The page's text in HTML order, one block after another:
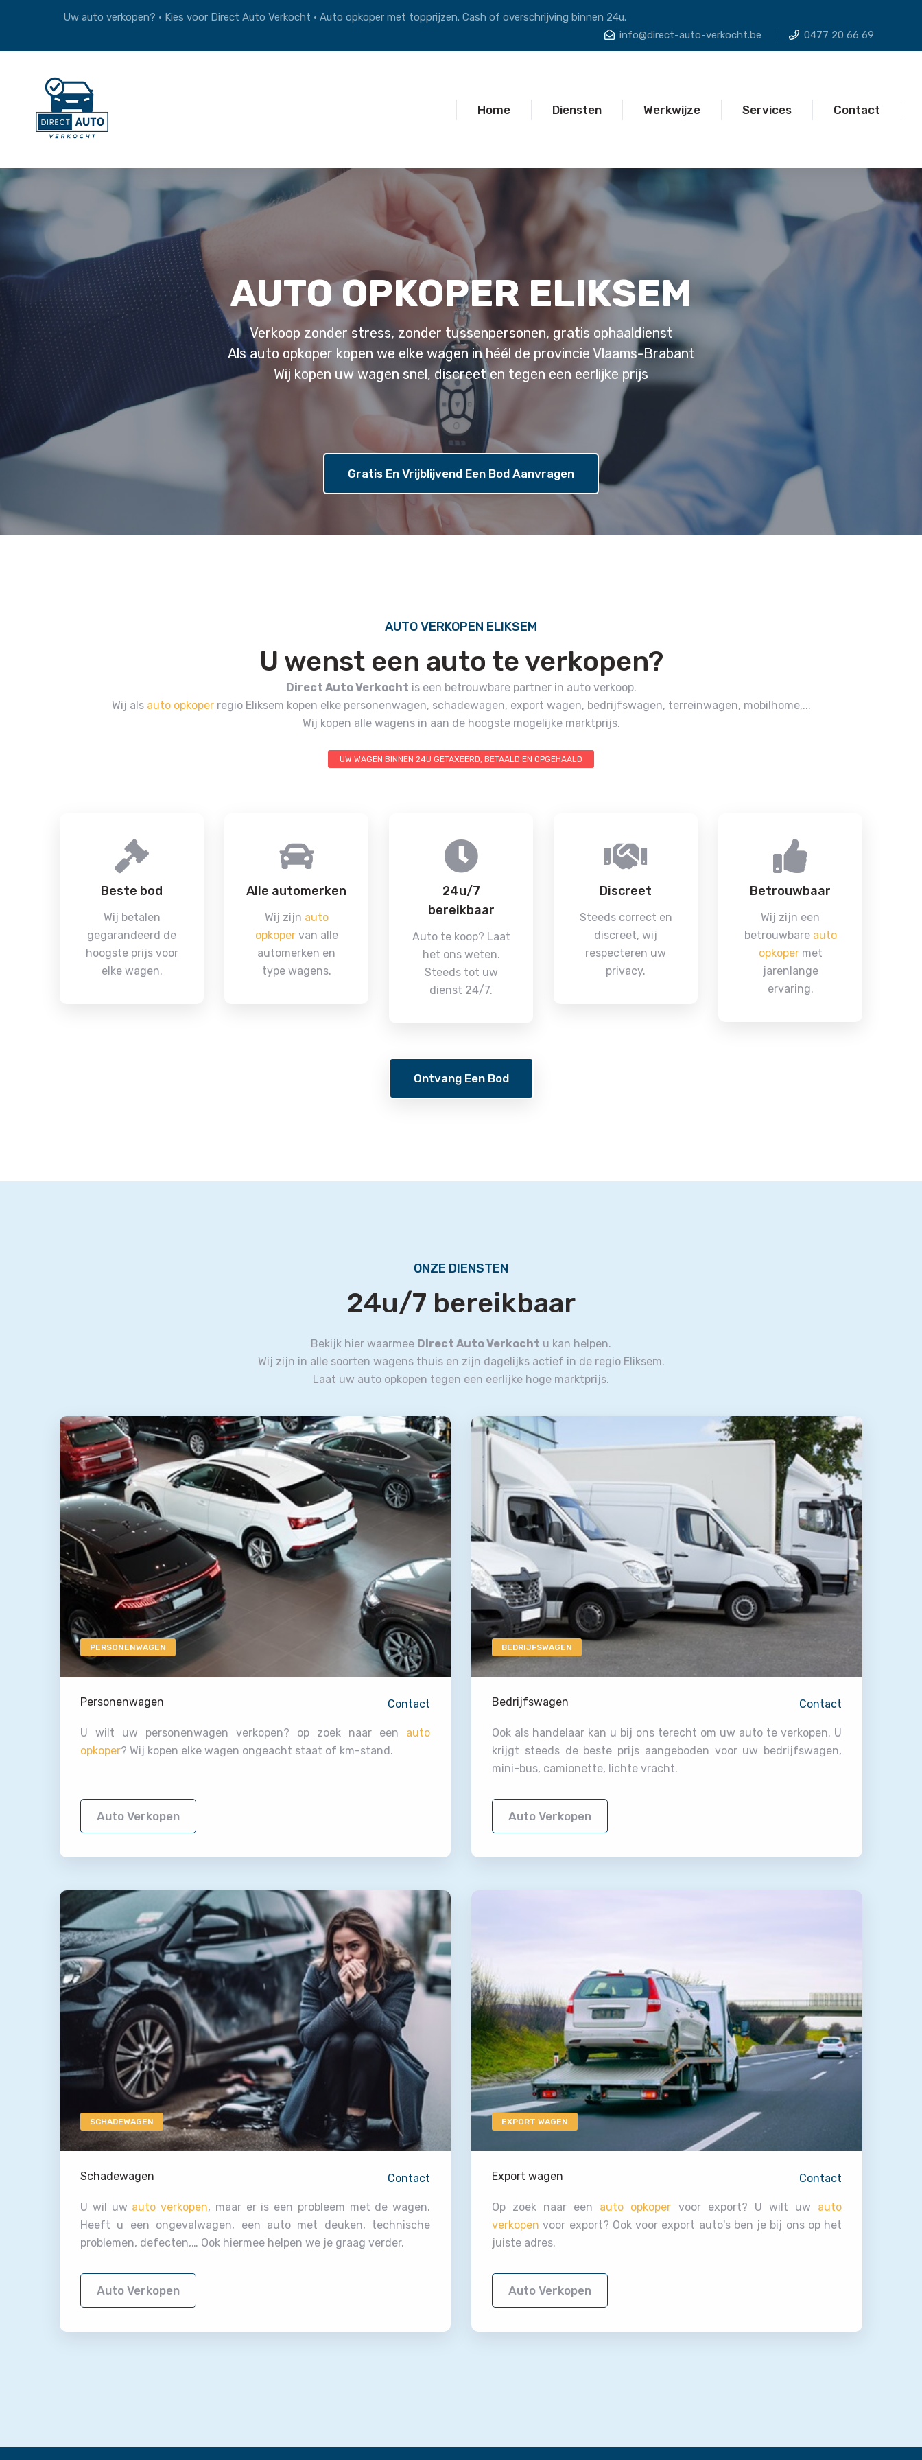
Uw auto verkopen? • Kies voor Direct Auto Verkocht • Auto opkoper met topprijzen. Cash of overschrijving binnen 24u.
info@direct-auto-verkocht.be
0477 20 66 69
Home Diensten Werkwijze Services Contact
AUTO OPKOPER ELIKSEM
Verkoop zonder stress, zonder tussenpersonen, gratis ophaaldienst
Als auto opkoper kopen we elke wagen in héél de provincie Vlaams-Brabant
Wij kopen uw wagen snel, discreet en tegen een eerlijke prijs
Gratis En Vrijblijvend Een Bod Aanvragen
AUTO VERKOPEN ELIKSEM
U wenst een auto te verkopen?
Direct Auto Verkocht is een betrouwbare partner in auto verkoop.
Wij als auto opkoperregio Eliksem kopen elke personenwagen, schadewagen, export wagen, bedrijfswagen, terreinwagen, mobilhome,...
Wij kopen alle wagens in aan de hoogste mogelijke marktprijs.
UW WAGEN BINNEN 24U GETAXEERD, BETAALD EN OPGEHAALD
Beste bod
Wij betalen
gegarandeerd de
hoogste prijs voor
elke wagen.
Alle automerken
Wij zijn auto
opkopervan alle
automerken en
type wagens.
24u/7
bereikbaar
Auto te koop? Laat
het ons weten.
Steeds tot uw
dienst 24/7.
Discreet
Steeds correct en
discreet, wij
respecteren uw
privacy.
Betrouwbaar
Wij zijn een
betrouwbare auto
opkopermet
jarenlange
ervaring.
Ontvang Een Bod
ONZE DIENSTEN
24u/7 bereikbaar
Bekijk hier waarmee Direct Auto Verkocht u kan helpen.
Wij zijn in alle soorten wagens thuis en zijn dagelijks actief in de regio Eliksem.
Laat uw auto opkopen tegen een eerlijke hoge marktprijs.
PERSONENWAGEN
Personenwagen Contact
U wilt uw personenwagen verkopen? op zoek naar een auto
opkoper? Wij kopen elke wagen ongeacht staat of km-stand.
Auto Verkopen
BEDRIJFSWAGEN
Bedrijfswagen Contact
Ook als handelaar kan u bij ons terecht om uw auto te verkopen. U
krijgt steeds de beste prijs aangeboden voor uw bedrijfswagen,
mini-bus, camionette, lichte vracht.
Auto Verkopen
SCHADEWAGEN
Schadewagen Contact
U wil uw auto verkopen, maar er is een probleem met de wagen.
Heeft u een ongevalwagen, een auto met deuken, technische
problemen, defecten,… Ook hiermee helpen we je graag verder.
Auto Verkopen
EXPORT WAGEN
Export wagen Contact
Op zoek naar een auto opkoper voor export? U wilt uw auto
verkopen voor export? Ook voor export auto's ben je bij ons op het
juiste adres.
Auto Verkopen